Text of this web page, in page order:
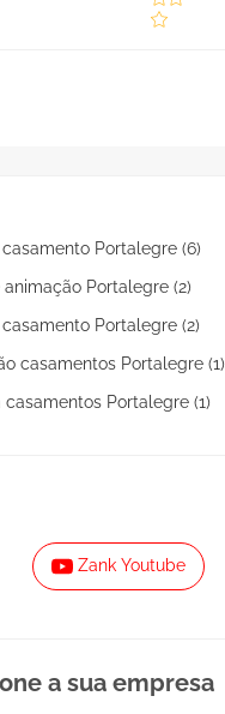
Portalegre (6)
animação Portalegre (2)
Portalegre (2)
casamentos Portalegre (1)
casamentos Portalegre (1)
Zank Youtube
a sua empresa